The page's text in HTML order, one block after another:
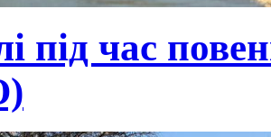
під час